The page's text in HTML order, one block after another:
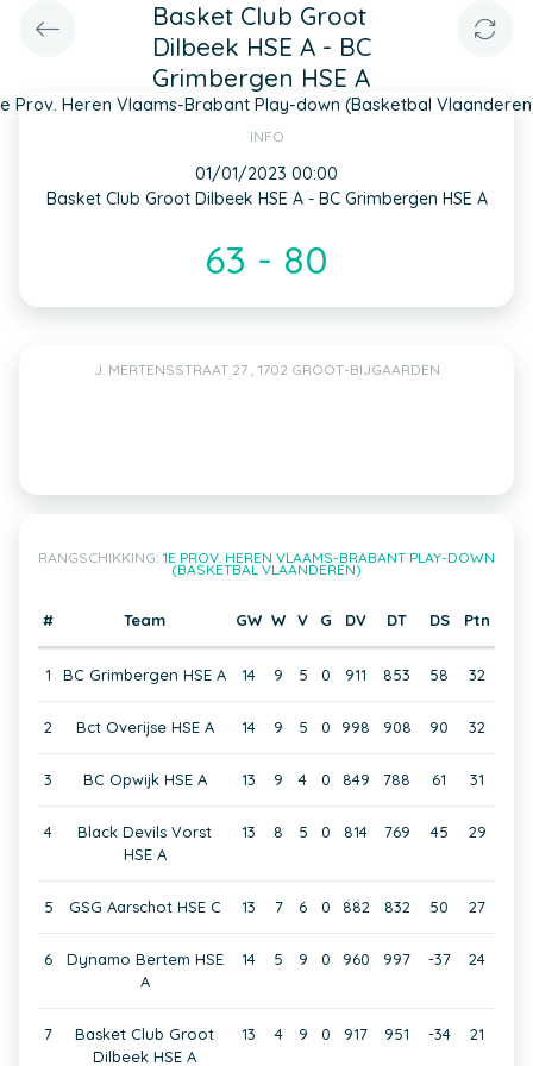
Basket Club Groot
Dilbeek HSE A - BC
Grimbergen HSE A
Prov. Heren Vlaams-Brabant Play-down (Basketbal
INFO
01/01/2023 00:00
Basket Club Groot Dilbeek HSE A - BC Grimbergen HSE A
63 - 80
J. MERTENSSTRAAT 27 , 1702 GROOT-BIJGAARDEN
RANGSCHIKKING: 1E PROV. HEREN VLAAMS-BRABANT PLAY-DOWN
(BASKETBAL VLAANDEREN)
# Team GW W V G DV DT DS Ptn
1 BC Grimbergen HSE A 14 9 5 0 911 853 58 32
2 Bct Overijse HSE A 14 9 5 0 998 908 90 32
3 BC Opwijk HSE A 13 9 4 0 849 788 61 31
4
Black Devils Vorst
HSE A
13 8 5 0 814 769 45 29
5 GSG Aarschot HSE C 13 7 6 0 882 832 50 27
6
Dynamo Bertem HSE
A
14 5 9 0 960 997 -37 24
7
Basket Club Groot
Dilbeek HSE A
13 4 9 0 917 951 -34 21